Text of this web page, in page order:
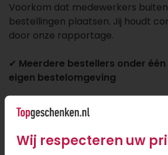
Voorkom dat medewerkers
bestellingen plaatsen. Jij houdt
door onze rapportage.
✔ Meerdere bestellers onder
eigen bestelomgeving
Iedere besteller krijgt zijn of haar
alles komt samen op één zakelijk
overzicht van bestellingen en
En het handigste is, jij kunt zelf
Wij respecteren uw